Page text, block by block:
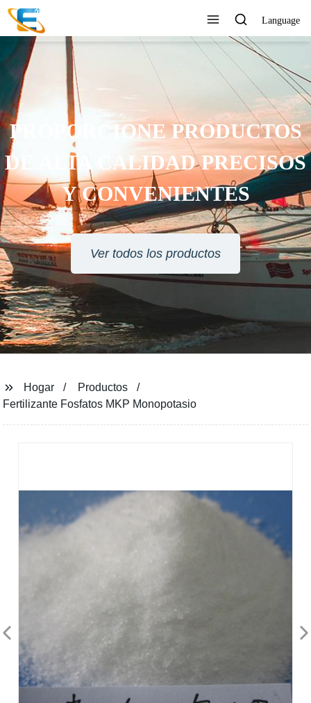
Language
PROPORCIONE PRODUCTOS
DE ALTA CALIDAD PRECISOS
Y CONVENIENTES
Ver todos los productos
Hogar
Productos
Fertilizante Fosfatos MKP Monopotasio